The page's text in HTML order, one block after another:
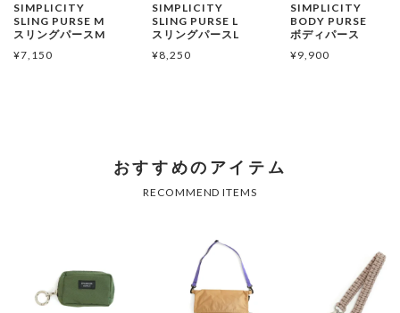
SIMPLICITY
SLING PURSE M
スリングパースM
¥7,150
SIMPLICITY
SLING PURSE L
スリングパースL
¥8,250
SIMPLICITY
BODY PURSE
ボディパース
¥9,900